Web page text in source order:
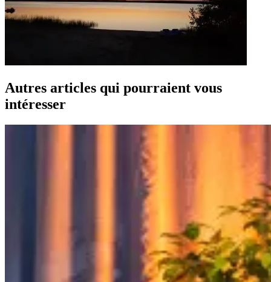
Autres articles qui pourraient vous
intéresser